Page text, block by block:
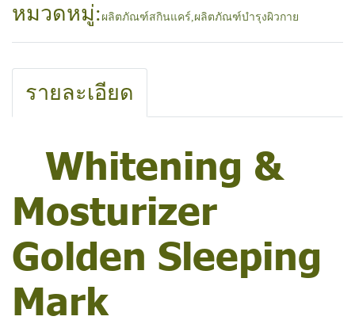
หมวดหมู่: ผลิตภัณฑ์สกินแคร์,ผลิตภัณฑ์บำรุงผิวกาย
รายละเอียด
Whitening &
Mosturizer
Golden Sleeping
Mark